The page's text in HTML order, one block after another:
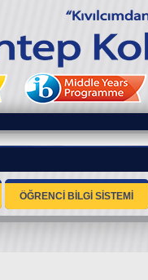
ÖĞRENCİ BİLGİ SİSTEMİ